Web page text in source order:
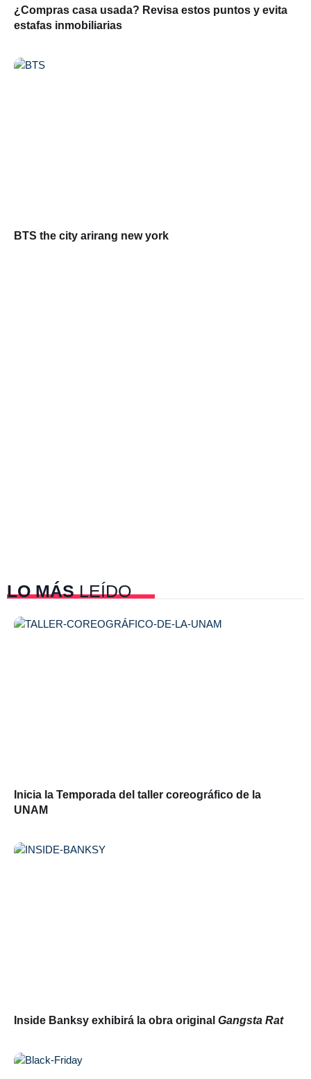
¿Compras casa usada? Revisa estos puntos y evita
estafas inmobiliarias
BTS the city arirang new york
LO MÁSLEÍDO
Inicia la Temporada del taller coreográfico de la
UNAM
Inside Banksy exhibirá la obra original Gangsta Rat